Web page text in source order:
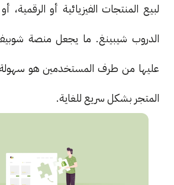
لبيع المنتجات الفيزيائية أو
الدروب شيبينغ. ما يجعل منصة
عليها من طرف المستخدمين هو سهولة
المتجر بشكل سريع للغاية.